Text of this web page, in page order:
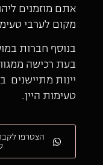
מקום לערבי
בעת רכישה
יינות מתיישנים
טעימות היין.
הצטרפו